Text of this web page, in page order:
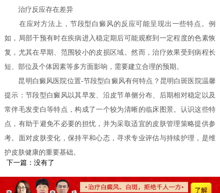
治疗反应存在差异
在应对方法上，节段型白癜风的反应可能呈现出一些特点。例
如，局部干预有时在疾病进入稳定期后可能观察到一定程度的色素恢
复，尤其在早期、范围较小的皮损区域。然而，治疗效果受到病程长
短、部位及个体因素等多方面影响，需要建立合理的预期。
昆明白癜风医院位置-节段型白癜风有何特点？昆明白斑医院温馨
提示：节段型白癜风以其早发、沿皮节单侧分布、后期相对稳定以及
常伴毛发变白等特点，构成了一个较为清晰的临床图景。认识这些特
点，有助于避免不必要的担忧，并为采取适宜的皮肤管理策略提供参
考。面对皮肤变化，保持平和心态，寻求专业评估与持续护理，是维
护皮肤健康的重要基础。
下一篇：没有了